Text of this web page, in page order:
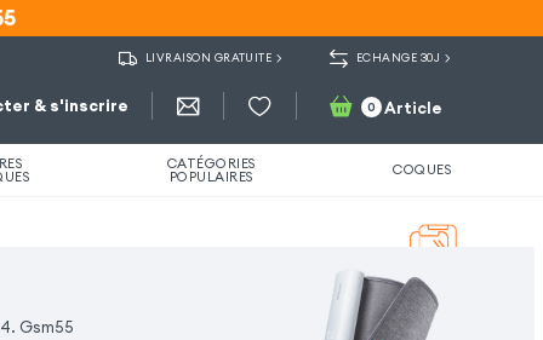
LIVRAISON GRATUITE ECHANGE 30J
& s'inscrire 0 Article
CATÉGORIES
POPULAIRES COQUES
Gsm55